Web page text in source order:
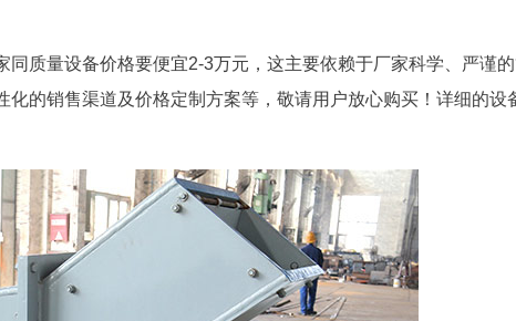
同质量设备价格要便宜2-3万元，这主要依赖于厂家科学、严谨
的销售渠道及价格定制方案等，敬请用户放心购买！详细的设